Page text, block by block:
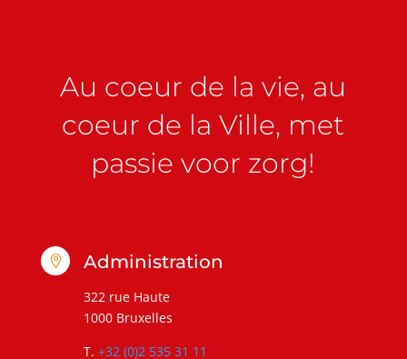
Au coeur de la vie, au
coeur de la Ville, met
passie voor zorg!
 Administration
322 rue Haute
1000 Bruxelles
T. +32 (0)2 535 31 11